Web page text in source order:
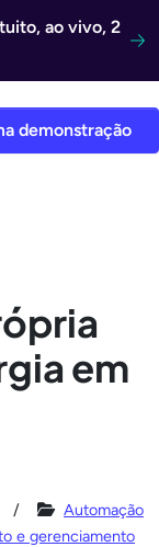
ao vivo, 2
demonstração
em
Automação
e gerenciamento